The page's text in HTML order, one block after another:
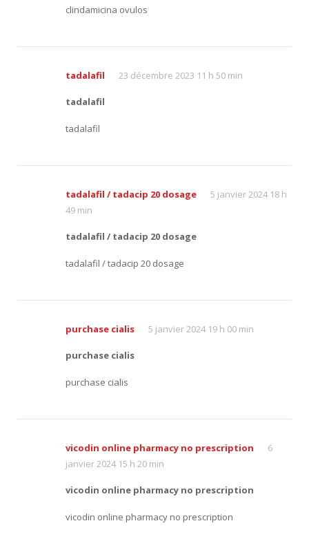
clindamicina ovulos
tadalafil 23 décembre 2023 11 h 50 min
tadalafil
tadalafil
tadalafil / tadacip 20 dosage
5 janvier 2024 18 h
49 min
tadalafil / tadacip 20 dosage
tadalafil / tadacip 20 dosage
purchase cialis 5 janvier 2024 19 h 00 min
purchase cialis
purchase cialis
vicodin online pharmacy no prescription
6
janvier 2024 15 h 20 min
vicodin online pharmacy no prescription
vicodin online pharmacy no prescription